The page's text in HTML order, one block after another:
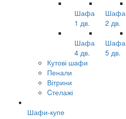
Шафа
1 дв.
Шафа
2 дв.
Шафа
4 дв.
Шафа
5 дв.
Кутові шафи
Пенали
Вітрини
Cтелажі
Шафи-купе